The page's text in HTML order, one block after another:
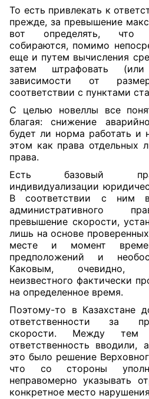
То есть привлекать к
прежде, за превышение
вот определять, что
собираются, помимо
еще и путем вычисления
затем штрафовать
зависимости от
соответствии с пунктами
С целью новеллы все
благая: снижение
будет ли норма работать и
этом как права отдельных
права.
Есть базовый
индивидуализации
В соответствии с ним
административного
превышение скорости,
лишь на основе
месте и момент
предположений и
Каковым, очевидно,
неизвестного фактически
на определенное время.
Поэтому-то в Казахстане
ответственности за
скорости. Между
ответственность
это было решение
что со стороны
неправомерно указывать
конкретное место